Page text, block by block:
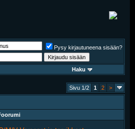
Pysy kirjautuneena sisään?
Haku
Sivu 1/2 1 2 >